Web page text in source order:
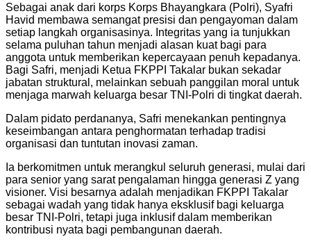
Sebagai anak dari korps Korps Bhayangkara (Polri), Syafri
Havid membawa semangat presisi dan pengayoman dalam
setiap langkah organisasinya. Integritas yang ia tunjukkan
selama puluhan tahun menjadi alasan kuat bagi para
anggota untuk memberikan kepercayaan penuh kepadanya.
Bagi Safri, menjadi Ketua FKPPI Takalar bukan sekadar
jabatan struktural, melainkan sebuah panggilan moral untuk
menjaga marwah keluarga besar TNI-Polri di tingkat daerah.
Dalam pidato perdananya, Safri menekankan pentingnya
keseimbangan antara penghormatan terhadap tradisi
organisasi dan tuntutan inovasi zaman.
Ia berkomitmen untuk merangkul seluruh generasi, mulai dari
para senior yang sarat pengalaman hingga generasi Z yang
visioner. Visi besarnya adalah menjadikan FKPPI Takalar
sebagai wadah yang tidak hanya eksklusif bagi keluarga
besar TNI-Polri, tetapi juga inklusif dalam memberikan
kontribusi nyata bagi pembangunan daerah.